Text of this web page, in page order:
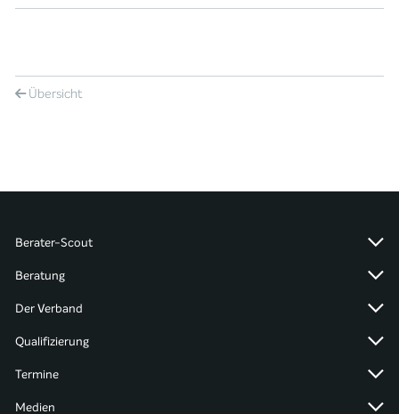
Übersicht
Berater-Scout
Beratung
Der Verband
Qualifizierung
Termine
Medien